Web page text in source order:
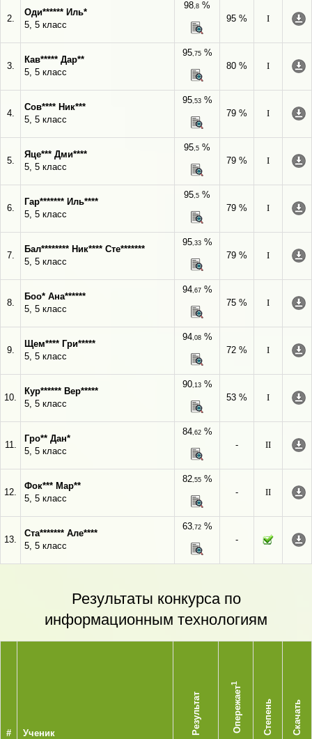
2.
Оди****** Иль*
5, 5 класс
98,8 %
95 %
I
3.
Кав***** Дар**
5, 5 класс
95,75%
80 %
I
4.
Сов**** Ник***
5, 5 класс
95,53%
79 %
I
5.
Яце*** Дми****
5, 5 класс
95,5 %
79 %
I
6.
Гар******* Иль****
5, 5 класс
95,5 %
79 %
I
7.
Бал******** Ник**** Сте*******
5, 5 класс
95,33%
79 %
I
8.
Боо* Ана******
5, 5 класс
94,67%
75 %
I
9.
Щем**** Гри*****
5, 5 класс
94,08%
72 %
I
10.
Кур****** Вер*****
5, 5 класс
90,13%
53 %
I
11.
Гро** Дан*
5, 5 класс
84,62%
-
II
12.
Фок*** Мар**
5, 5 класс
82,55%
-
II
13.
Ста******* Але****
5, 5 класс
63,72%
-
Результаты конкурса по
информационным технологиям
# Ученик Результат Опережает
1
Степень Скачать